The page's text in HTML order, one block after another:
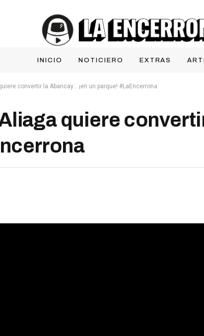
INICIO NOTICIERO EXTRAS
convertir la Abancay… ¡en un parque! #LaEncerrona
quiere